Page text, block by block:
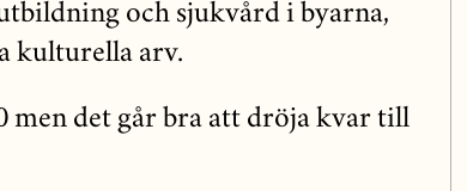
och sjukvård i byarna,
kulturella arv.
men det går bra att dröja kvar till